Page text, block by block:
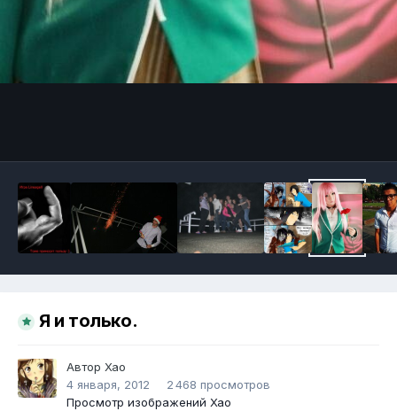
Я и только.
Автор Хао
4 января, 2012
2 468 просмотров
Просмотр изображений Хао